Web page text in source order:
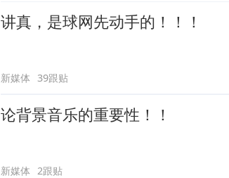
讲真，是球网先动手的！！！
新媒体 39跟贴
论背景音乐的重要性！！
新媒体 2跟贴